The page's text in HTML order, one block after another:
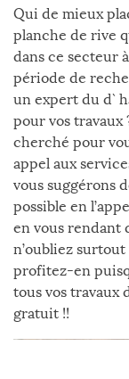
Qui de mieux
planche de rive
dans ce secteur
période de
un expert du d`
pour vos travaux
cherché pour
appel aux
vous suggérons
possible en
en vous rendant
n’oubliez
profitez-en
tous vos travaux
gratuit !!